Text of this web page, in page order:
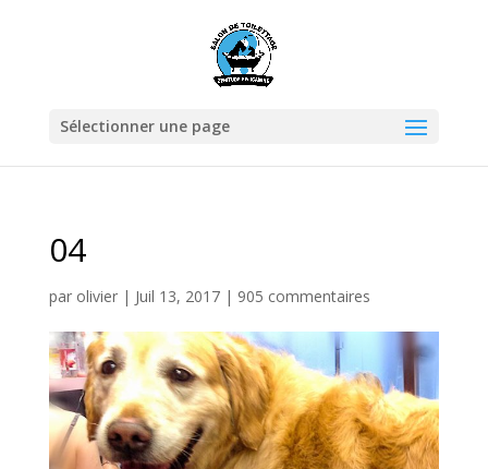
Sélectionner une page
04
par olivier| Juil 13, 2017| 905 commentaires